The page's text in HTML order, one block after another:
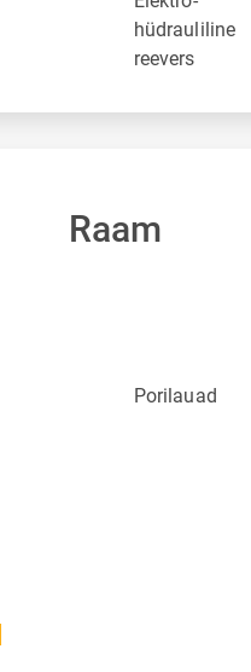
hüdrauliline
reevers
Raam
Porilauad